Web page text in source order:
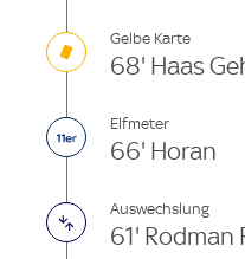
Gelbe Karte
68' Haas
Elfmeter
66' Horan
Auswechslung
61' Rodman